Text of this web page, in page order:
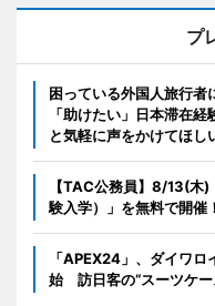
プ
困っている外国人旅行
「助けたい」日本滞在
と気軽に声をかけてほし
【TAC公務員】8/13(木
験入学）」を無料で開催
「APEX24」、ダイワ
始 訪日客の“スーツケー